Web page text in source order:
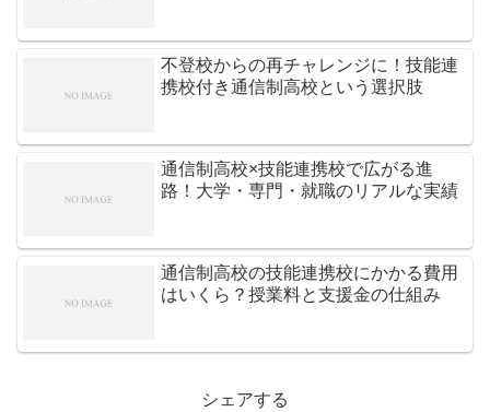
不登校からの再チャレンジに！技能連
携校付き通信制高校という選択肢
通信制高校×技能連携校で広がる進
路！大学・専門・就職のリアルな実績
通信制高校の技能連携校にかかる費用
はいくら？授業料と支援金の仕組み
シェアする